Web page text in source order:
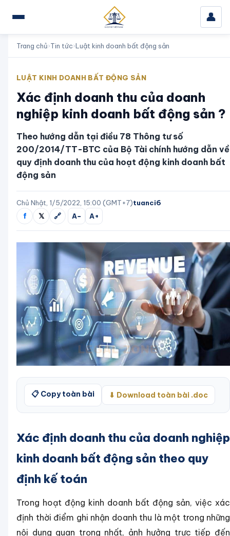
👤
Trang chủ›Tin tức›Luật kinh doanh bất động sản
LUẬT KINH DOANH BẤT ĐỘNG SẢN
Xác định doanh thu của doanh
nghiệp kinh doanh bất động sản ?
Theo hướng dẫn tại điều 78 Thông tư số
200/2014/TT-BTC của Bộ Tài chính hướng dẫn về
quy định doanh thu của hoạt động kinh doanh bất
động sản
Chủ Nhật, 1/5/2022, 15:00 (GMT+7)tuanci6
f 𝕏 🔗 A− A+
📋 Copy toàn bài ⬇ Download toàn bài .doc
Xác định doanh thu của doanh nghiệp
kinh doanh bất động sản theo quy
định kế toán
Trong hoạt động kinh doanh bất động sản, việc xác
định thời điểm ghi nhận doanh thu là một trong những
nội dung quan trọng nhất, ảnh hưởng trực tiếp đến